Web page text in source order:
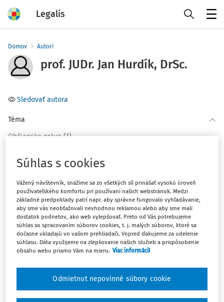
Legalis
Domov Autori
prof. JUDr. Jan Hurdík, DrSc.
Sledovať autora
Téma
Občianske právo (1)
Filter
Počet vyhľadaných dokumentov:2
Zoradiť podľa:
Najnovšie
Najstaršie
Sociální normy soukromého práva a jejich
místo ve struktuře soukromého práva.
Súhlas s cookies
Vážený návštevník, snažíme sa zo všetkých síl prinášať vysokú úroveň
používateľského komfortu pri používaní našich webstránok. Medzi
základné predpoklady patrí napr. aby správne fungovalo vyhľadávanie,
aby sme vás neobťažovali nevhodnou reklamou alebo aby sme mali
dostatok podnetov, ako web vylepšovať. Preto od Vás potrebujeme
súhlas so spracovaním súborov cookies, t. j. malých súborov, ktoré sa
dočasne ukladajú vo vašom prehliadači. Vopred ďakujeme za udelenie
súhlasu. Dáta využijeme na zlepšovanie našich služieb a prispôsobenie
obsahu webu priamo Vám na mieru. Viac informácií
Odmietnut nepovinné súbory cookie